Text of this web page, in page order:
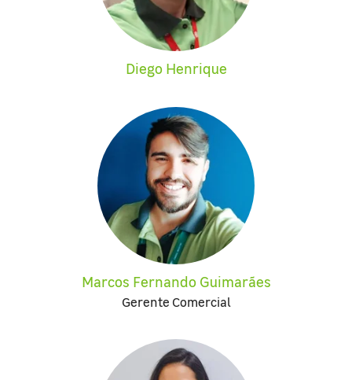
Diego Henrique
Marcos Fernando Guimarães
Gerente Comercial